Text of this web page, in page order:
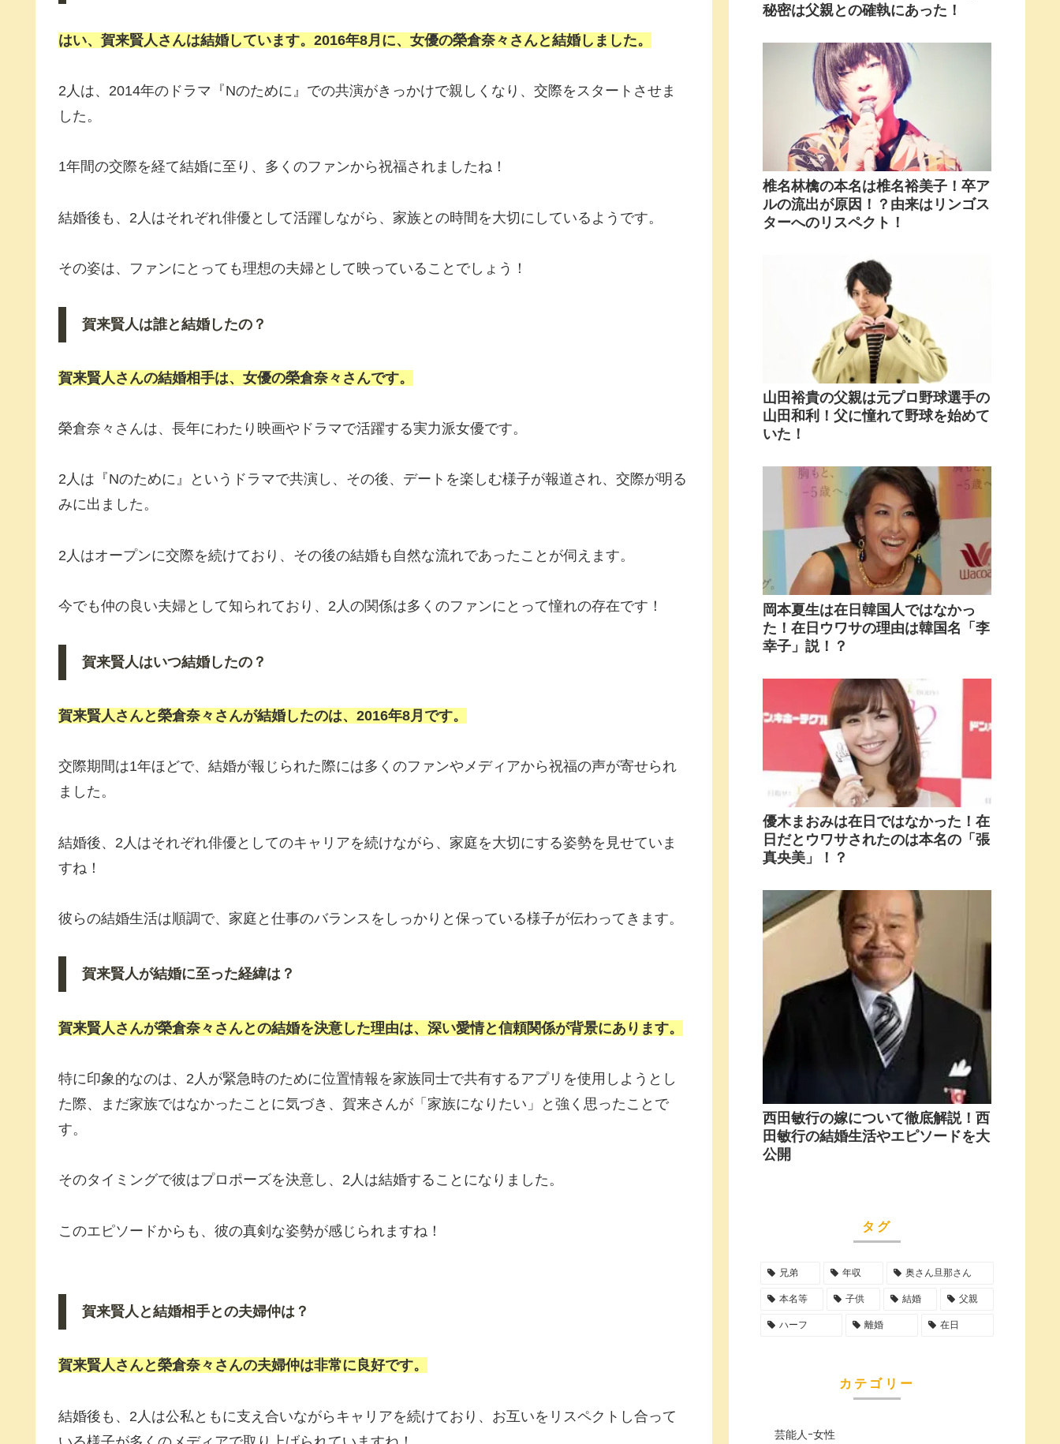
はい、賀来賢人さんは結婚しています。2016年8月に、女優の榮倉奈々さんと結婚しました。
2人は、2014年のドラマ『Nのために』での共演がきっかけで親しくなり、交際をスタートさせま
した。
1年間の交際を経て結婚に至り、多くのファンから祝福されましたね！
結婚後も、2人はそれぞれ俳優として活躍しながら、家族との時間を大切にしているようです。
その姿は、ファンにとっても理想の夫婦として映っていることでしょう！
賀来賢人は誰と結婚したの？
賀来賢人さんの結婚相手は、女優の榮倉奈々さんです。
榮倉奈々さんは、長年にわたり映画やドラマで活躍する実力派女優です。
2人は『Nのために』というドラマで共演し、その後、デートを楽しむ様子が報道され、交際が明る
みに出ました。
2人はオープンに交際を続けており、その後の結婚も自然な流れであったことが伺えます。
今でも仲の良い夫婦として知られており、2人の関係は多くのファンにとって憧れの存在です！
賀来賢人はいつ結婚したの？
賀来賢人さんと榮倉奈々さんが結婚したのは、2016年8月です。
交際期間は1年ほどで、結婚が報じられた際には多くのファンやメディアから祝福の声が寄せられ
ました。
結婚後、2人はそれぞれ俳優としてのキャリアを続けながら、家庭を大切にする姿勢を見せていま
すね！
彼らの結婚生活は順調で、家庭と仕事のバランスをしっかりと保っている様子が伝わってきます。
賀来賢人が結婚に至った経緯は？
賀来賢人さんが榮倉奈々さんとの結婚を決意した理由は、深い愛情と信頼関係が背景にあります。
特に印象的なのは、2人が緊急時のために位置情報を家族同士で共有するアプリを使用しようとし
た際、まだ家族ではなかったことに気づき、賀来さんが「家族になりたい」と強く思ったことで
す。
そのタイミングで彼はプロポーズを決意し、2人は結婚することになりました。
このエピソードからも、彼の真剣な姿勢が感じられますね！
賀来賢人と結婚相手との夫婦仲は？
賀来賢人さんと榮倉奈々さんの夫婦仲は非常に良好です。
結婚後も、2人は公私ともに支え合いながらキャリアを続けており、お互いをリスペクトし合って
秘密は父親との確執にあった！
椎名林檎の本名は椎名裕美子！卒ア
ルの流出が原因！？由来はリンゴス
ターへのリスペクト！
山田裕貴の父親は元プロ野球選手の
山田和利！父に憧れて野球を始めて
いた！
岡本夏生は在日韓国人ではなかっ
た！在日ウワサの理由は韓国名「李
幸子」説！？
優木まおみは在日ではなかった！在
日だとウワサされたのは本名の「張
真央美」！？
西田敏行の嫁について徹底解説！西
田敏行の結婚生活やエピソードを大
公開
タグ
兄弟 年収 奥さん旦那さん
本名等 子供 結婚 父親
ハーフ 離婚 在日
カテゴリー
芸能人ｰ女性